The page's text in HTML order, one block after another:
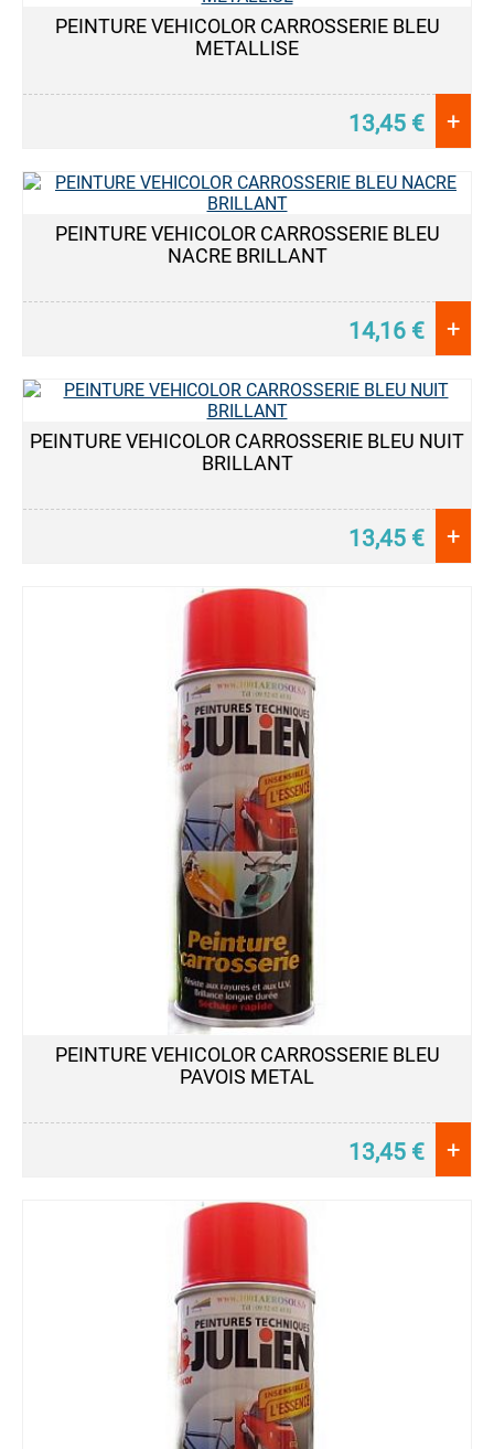
PEINTURE VEHICOLOR CARROSSERIE BLEU
METALLISE
13,45 € +
PEINTURE VEHICOLOR CARROSSERIE BLEU
NACRE BRILLANT
14,16 € +
PEINTURE VEHICOLOR CARROSSERIE BLEU NUIT
BRILLANT
13,45 € +
PEINTURE VEHICOLOR CARROSSERIE BLEU
PAVOIS METAL
13,45 € +